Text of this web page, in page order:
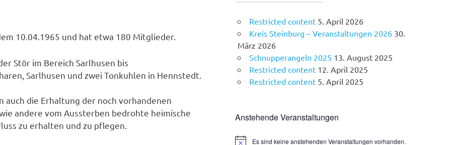
10.04.1965 und hat etwa 180 Mitglieder.
Stör im Bereich Sarlhusen bis
Sarlhusen und zwei Tonkuhlen in Hennstedt.
auch die Erhaltung der noch vorhandenen
andere vom Aussterben bedrohte heimische
zu erhalten und zu pflegen.
Restricted content 5. April 2026
Kreis Steinburg – Veranstaltungen 2026 30.
März 2026
Schnupperangeln 2025 13. August 2025
Restricted content 12. April 2025
Restricted content 5. April 2025
Anstehende Veranstaltungen
Es sind keine anstehenden Veranstaltungen vorhanden.